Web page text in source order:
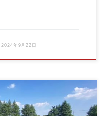
2024年9月22日